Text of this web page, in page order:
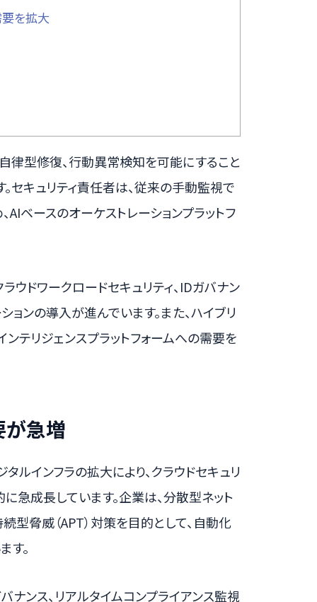
を拡大
自律型修復、行動異常検知を可能にすること
セキュリティ責任者は、従来の手動監視で
ベースのオーケストレーションプラットフ
ウドワークロードセキュリティ、IDガバナン
ンの導入が進んでいます。また、ハイブリ
テリジェンスプラットフォームへの需要を
が急増
ルインフラの拡大により、クラウドセキュリ
急成長しています。企業は、分散型ネット
型脅威（APT）対策を目的として、自動化
す。
ナンス、リアルタイムコンプライアンス監視